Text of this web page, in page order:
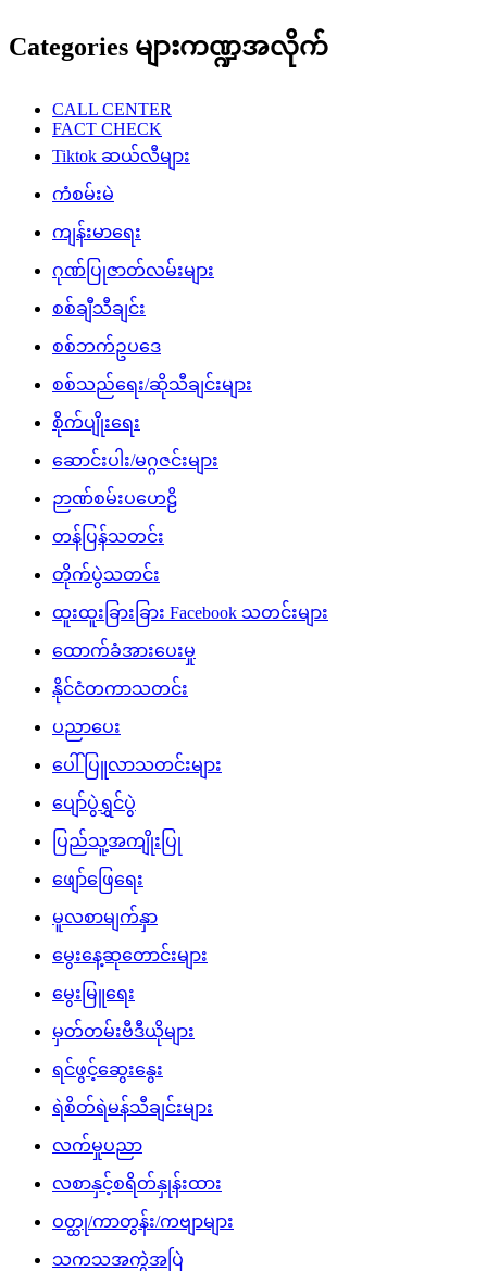
Categories များကဏ္ဍအလိုက်
CALL CENTER
FACT CHECK
Tiktok ဆယ်လီများ
ကံစမ်းမဲ
ကျန်းမာရေး
ဂုဏ်ပြုဇာတ်လမ်းများ
စစ်ချီသီချင်း
စစ်ဘက်ဥပဒေ
စစ်သည်ရေး/ဆိုသီချင်းများ
စိုက်ပျိုးရေး
ဆောင်းပါး/မဂ္ဂဇင်းများ
ဉာဏ်စမ်းပဟေဠိ
တန်ပြန်သတင်း
တိုက်ပွဲသတင်း
ထူးထူးခြားခြား Facebook သတင်းများ
ထောက်ခံအားပေးမှု
နိုင်ငံတကာသတင်း
ပညာပေး
ပေါ်ပြူလာသတင်းများ
ပျော်ပွဲရွှင်ပွဲ
ပြည်သူ့အကျိုးပြု
ဖျော်ဖြေရေး
မူလစာမျက်နှာ
မွေးနေ့ဆုတောင်းများ
မွေးမြူရေး
မှတ်တမ်းဗီဒီယိုများ
ရင်ဖွင့်ဆွေးနွေး
ရဲစိတ်ရဲမန်သီချင်းများ
လက်မှုပညာ
လစာနှင့်စရိတ်နှုန်းထား
ဝတ္ထု/ကာတွန်း/ကဗျာများ
သကသအကွဲအပြဲ